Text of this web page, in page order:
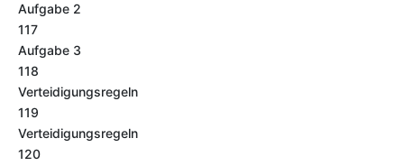
Aufgabe 2
117
Aufgabe 3
118
Verteidigungsregeln
119
Verteidigungsregeln
120